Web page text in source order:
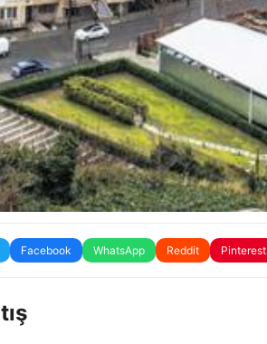
Facebook WhatsApp Reddit Pinterest